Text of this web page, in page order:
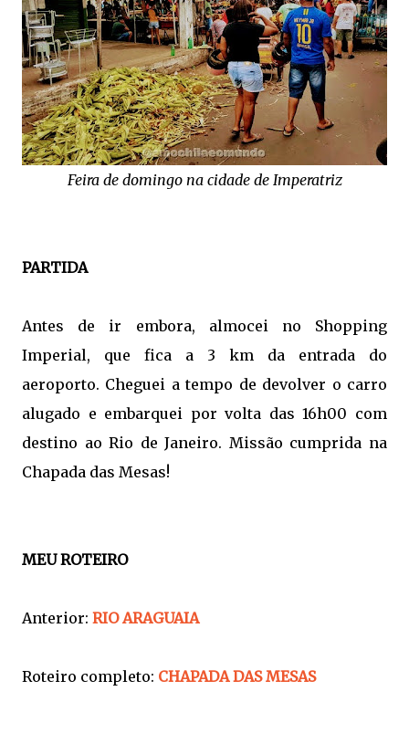
Feira de domingo na cidade de Imperatriz
PARTIDA
Antes de ir embora, almocei no Shopping
Imperial, que fica a 3 km da entrada do
aeroporto. Cheguei a tempo de devolver o carro
alugado e embarquei por volta das 16h00 com
destino ao Rio de Janeiro. Missão cumprida na
Chapada das Mesas!
MEU ROTEIRO
Anterior: RIO ARAGUAIA
Roteiro completo: CHAPADA DAS MESAS